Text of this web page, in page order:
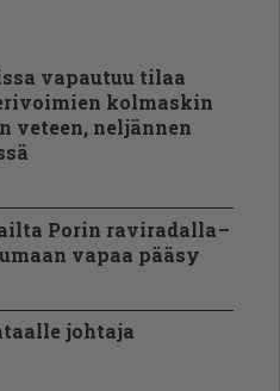
vapautuu tilaa
kolmaskin
veteen, neljännen
Porin raviradalla –
vapaa pääsy
johtaja